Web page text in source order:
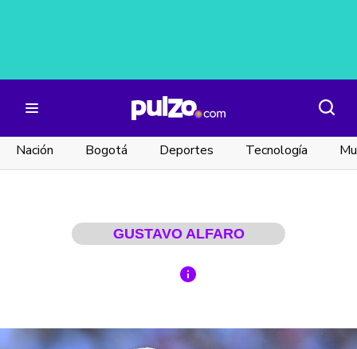
Nación Bogotá Deportes Tecnología
GUSTAVO ALFARO